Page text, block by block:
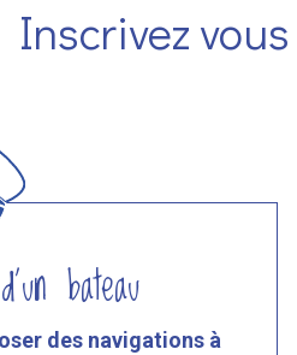
Inscrivez
bateau
des navigations à